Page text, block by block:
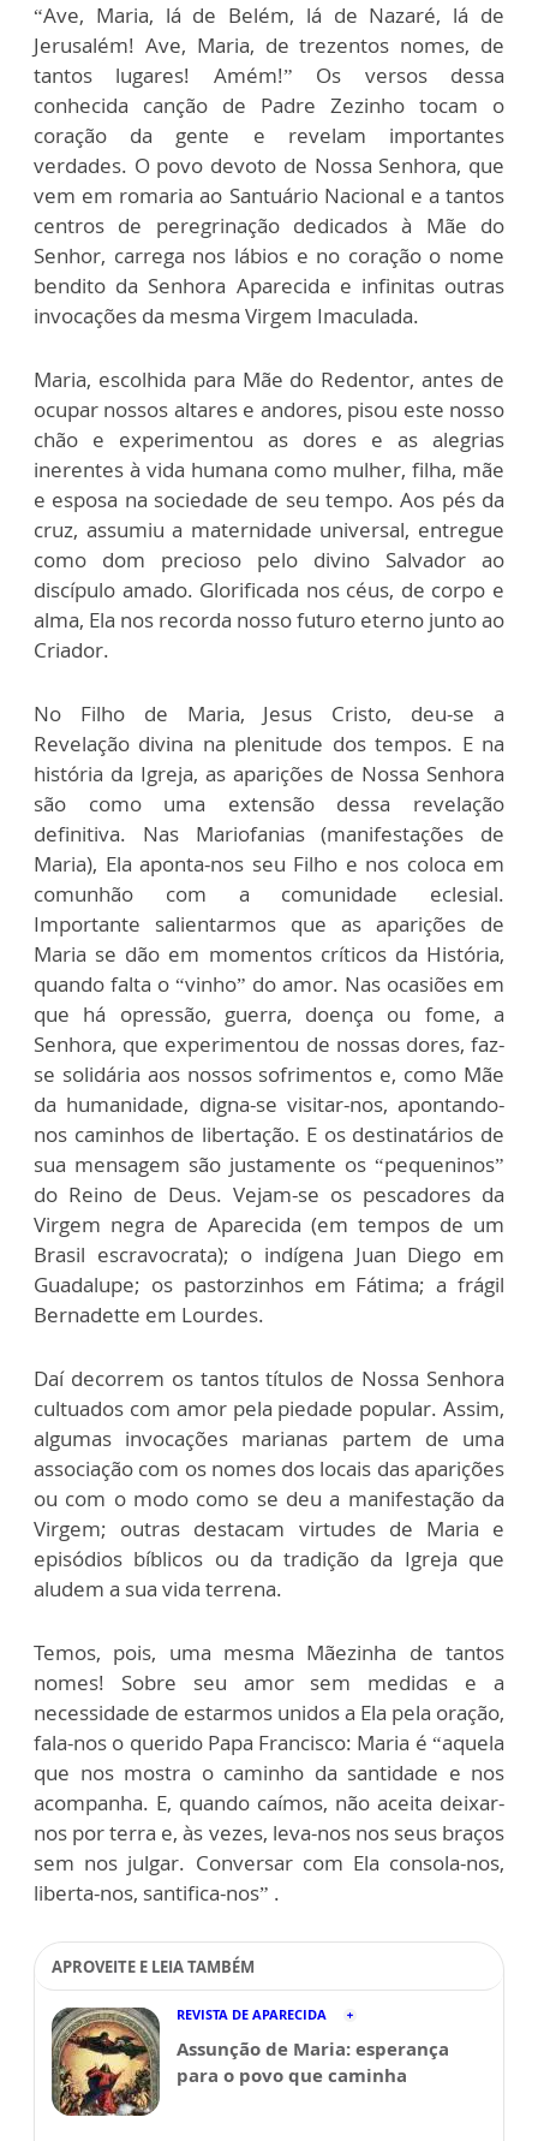
“Ave, Maria, lá de Belém, lá de Nazaré, lá de
Jerusalém! Ave, Maria, de trezentos nomes, de
tantos lugares! Amém!” Os versos dessa
conhecida canção de Padre Zezinho tocam o
coração da gente e revelam importantes
verdades. O povo devoto de Nossa Senhora, que
vem em romaria ao Santuário Nacional e a tantos
centros de peregrinação dedicados à Mãe do
Senhor, carrega nos lábios e no coração o nome
bendito da Senhora Aparecida e infinitas outras
invocações da mesma Virgem Imaculada.
Maria, escolhida para Mãe do Redentor, antes de
ocupar nossos altares e andores, pisou este nosso
chão e experimentou as dores e as alegrias
inerentes à vida humana como mulher, filha, mãe
e esposa na sociedade de seu tempo. Aos pés da
cruz, assumiu a maternidade universal, entregue
como dom precioso pelo divino Salvador ao
discípulo amado. Glorificada nos céus, de corpo e
alma, Ela nos recorda nosso futuro eterno junto ao
Criador.
No Filho de Maria, Jesus Cristo, deu-se a
Revelação divina na plenitude dos tempos. E na
história da Igreja, as aparições de Nossa Senhora
são como uma extensão dessa revelação
definitiva. Nas Mariofanias (manifestações de
Maria), Ela aponta-nos seu Filho e nos coloca em
comunhão com a comunidade eclesial.
Importante salientarmos que as aparições de
Maria se dão em momentos críticos da História,
quando falta o “vinho” do amor. Nas ocasiões em
que há opressão, guerra, doença ou fome, a
Senhora, que experimentou de nossas dores, faz-
se solidária aos nossos sofrimentos e, como Mãe
da humanidade, digna-se visitar-nos, apontando-
nos caminhos de libertação. E os destinatários de
sua mensagem são justamente os “pequeninos”
do Reino de Deus. Vejam-se os pescadores da
Virgem negra de Aparecida (em tempos de um
Brasil escravocrata); o indígena Juan Diego em
Guadalupe; os pastorzinhos em Fátima; a frágil
Bernadette em Lourdes.
Daí decorrem os tantos títulos de Nossa Senhora
cultuados com amor pela piedade popular. Assim,
algumas invocações marianas partem de uma
associação com os nomes dos locais das aparições
ou com o modo como se deu a manifestação da
Virgem; outras destacam virtudes de Maria e
episódios bíblicos ou da tradição da Igreja que
aludem a sua vida terrena.
Temos, pois, uma mesma Mãezinha de tantos
nomes! Sobre seu amor sem medidas e a
necessidade de estarmos unidos a Ela pela oração,
fala-nos o querido Papa Francisco: Maria é “aquela
que nos mostra o caminho da santidade e nos
acompanha. E, quando caímos, não aceita deixar-
nos por terra e, às vezes, leva-nos nos seus braços
sem nos julgar. Conversar com Ela consola-nos,
liberta-nos, santifica-nos” .
APROVEITE E LEIA TAMBÉM
REVISTA DE APARECIDA
Assunção de Maria: esperança
para o povo que caminha